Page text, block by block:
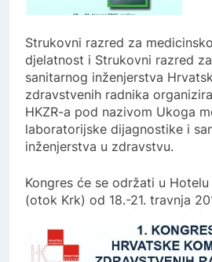
Strukovni razred za
djelatnost i Strukovni razred
sanitarnog inženjerstva
zdravstvenih radnika
HKZR-a pod nazivom Ukoga
laboratorijske dijagnostike i
inženjerstva u zdravstvu.
Kongres će se održati u
(otok Krk) od 18.-21. travnja